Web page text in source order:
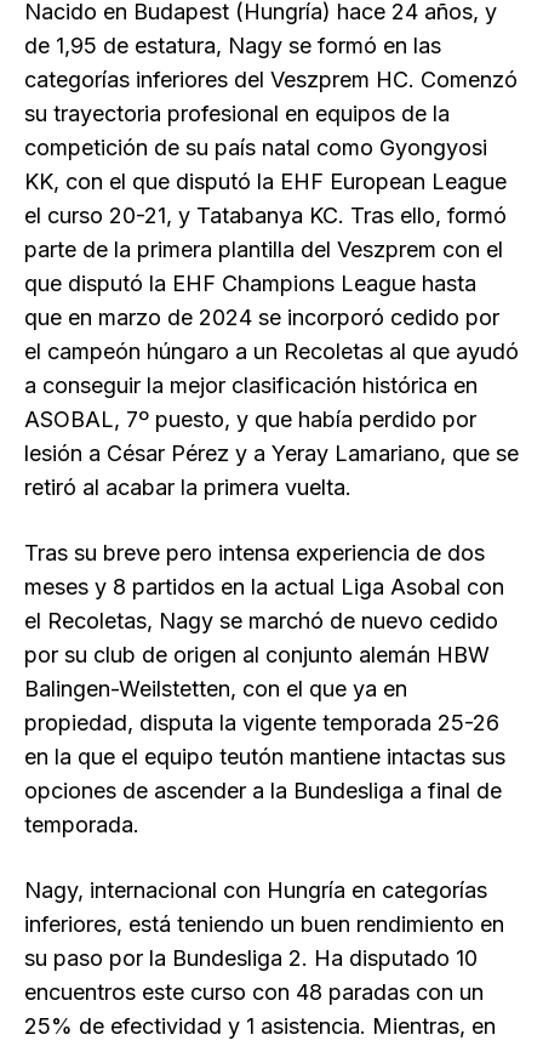
Nacido en Budapest (Hungría) hace 24 años, y
de 1,95 de estatura, Nagy se formó en las
categorías inferiores del Veszprem HC. Comenzó
su trayectoria profesional en equipos de la
competición de su país natal como Gyongyosi
KK, con el que disputó la EHF European League
el curso 20-21, y Tatabanya KC. Tras ello, formó
parte de la primera plantilla del Veszprem con el
que disputó la EHF Champions League hasta
que en marzo de 2024 se incorporó cedido por
el campeón húngaro a un Recoletas al que ayudó
a conseguir la mejor clasificación histórica en
ASOBAL, 7º puesto, y que había perdido por
lesión a César Pérez y a Yeray Lamariano, que se
retiró al acabar la primera vuelta.
Tras su breve pero intensa experiencia de dos
meses y 8 partidos en la actual Liga Asobal con
el Recoletas, Nagy se marchó de nuevo cedido
por su club de origen al conjunto alemán HBW
Balingen-Weilstetten, con el que ya en
propiedad, disputa la vigente temporada 25-26
en la que el equipo teutón mantiene intactas sus
opciones de ascender a la Bundesliga a final de
temporada.
Nagy, internacional con Hungría en categorías
inferiores, está teniendo un buen rendimiento en
su paso por la Bundesliga 2. Ha disputado 10
encuentros este curso con 48 paradas con un
25% de efectividad y 1 asistencia. Mientras, en